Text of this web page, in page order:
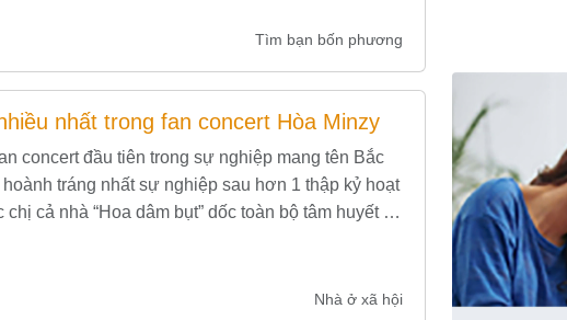
Tìm bạn bốn phương
nhất trong fan concert Hòa Minzy
concert đầu tiên trong sự nghiệp mang tên Bắc
tráng nhất sự nghiệp sau hơn 1 thập kỷ hoạt
cả nhà “Hoa dâm bụt” dốc toàn bộ tâm huyết để
Nhà ở xã hội